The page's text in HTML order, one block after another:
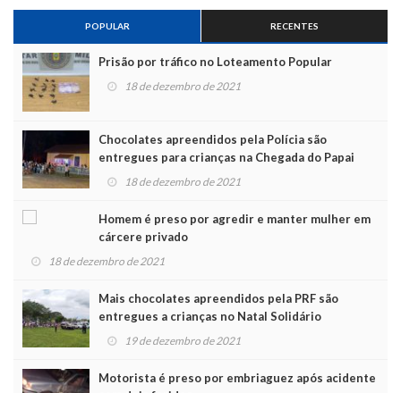
POPULAR RECENTES
Prisão por tráfico no Loteamento Popular
18 de dezembro de 2021
Chocolates apreendidos pela Polícia são
entregues para crianças na Chegada do Papai
Noel
18 de dezembro de 2021
Homem é preso por agredir e manter mulher em
cárcere privado
18 de dezembro de 2021
Mais chocolates apreendidos pela PRF são
entregues a crianças no Natal Solidário
19 de dezembro de 2021
Motorista é preso por embriaguez após acidente